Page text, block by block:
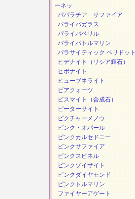
ーネッ
パパラチア サファイア
パライバガラス
パライバベリル
パライパトルマリン
パラサイティック ペリドット
ヒデナイト（リシア輝石）
ヒボナイト
ヒューブネライト
ビアクォーツ
ビスマイト（合成石）
ピーターサイト
ピクチャーメノウ
ピンク・オパール
ピンクカルセドニー
ピンクサファイア
ピンクスピネル
ピンクゾイサイト
ピンクダイヤモンド
ピンクトルマリン
ファイヤーアゲート